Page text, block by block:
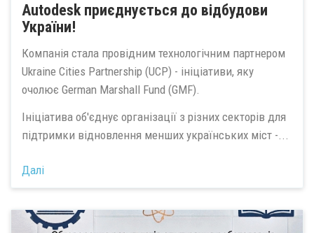
Autodesk приєднується до відбудови
України!
Компанія стала провідним технологічним партнером
Ukraine Cities Partnership (UCP) - ініціативи, яку
очолює German Marshall Fund (GMF).
Ініціатива об'єднує організації з різних секторів для
підтримки відновлення менших українських міст -...
Далі